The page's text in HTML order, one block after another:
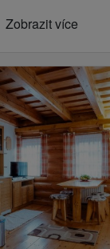
Zobrazit více